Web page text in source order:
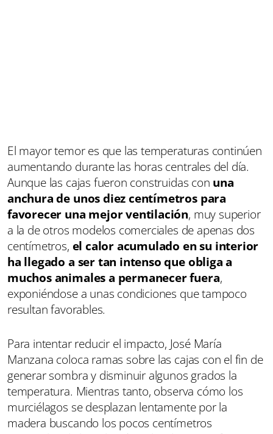
El mayor temor es que las temperaturas continúen
aumentando durante las horas centrales del día.
Aunque las cajas fueron construidas con una
anchura de unos diez centímetros para
favorecer una mejor ventilación, muy superior
a la de otros modelos comerciales de apenas dos
centímetros, el calor acumulado en su interior
ha llegado a ser tan intenso que obliga a
muchos animales a permanecer fuera,
exponiéndose a unas condiciones que tampoco
resultan favorables.
Para intentar reducir el impacto, José María
Manzana coloca ramas sobre las cajas con el fin de
generar sombra y disminuir algunos grados la
temperatura. Mientras tanto, observa cómo los
murciélagos se desplazan lentamente por la
madera buscando los pocos centímetros